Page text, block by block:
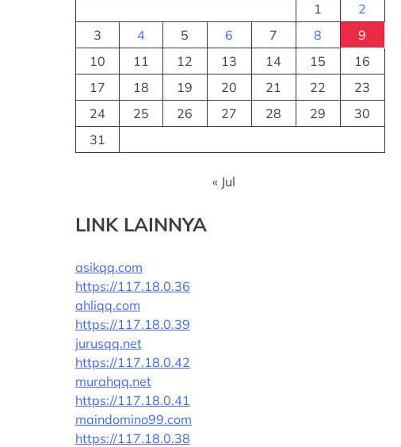
1
2
3
4 5 6 7 8
9
10
11 12 13 14 15
16
17
18 19 20 21 22
23
24
25 26 27 28 29
30
31
« Jul
LINK LAINNYA
asikqq.com
https://117.18.0.36
ahliqq.com
https://117.18.0.39
jurusqq.net
https://117.18.0.42
murahqq.net
https://117.18.0.41
maindomino99.com
https://117.18.0.38